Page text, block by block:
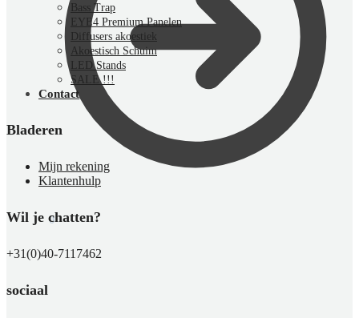
€0,00 0
Bass Trap
EYE4 Premium Panelen
Diffusers akoestiek
Akoestisch Schuim
LED Stands
SALE !!!
Contact
Bladeren
Mijn rekening
Klantenhulp
Wil je chatten?
+31(0)40-7117462
sociaal